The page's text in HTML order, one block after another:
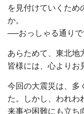
を見付けていくため
か。
──おっしゃる通りで
あらためて、東北地
皆様には、心よりお
今回の大震災は、多
た。しかし、われわ
来事や困難にも立ち